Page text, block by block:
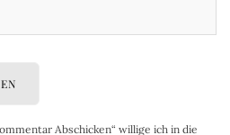
Abschicken“ willige ich in die